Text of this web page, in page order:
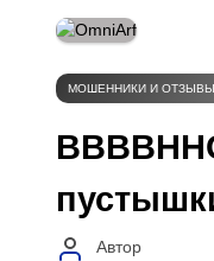
МОШЕННИКИ И
Автор